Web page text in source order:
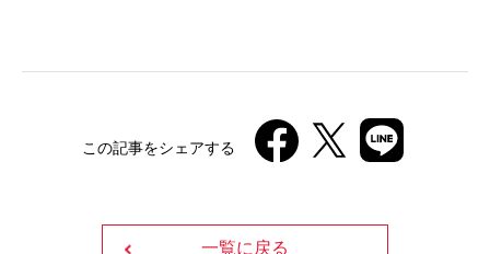
この記事をシェアする
一覧に戻る